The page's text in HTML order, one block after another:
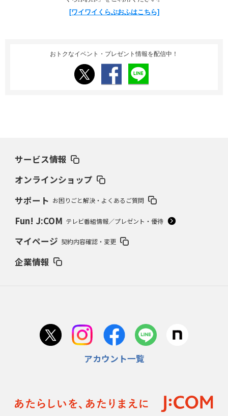
[ワイワイくらぶおふはこちら]
おトクなイベント・プレゼント情報を配信中！
サービス情報
オンラインショップ
サポート お困りごと解決・よくあるご質問
Fun! J:COM テレビ番組情報／プレゼント・優待
マイページ 契約内容確認・変更
企業情報
アカウント一覧